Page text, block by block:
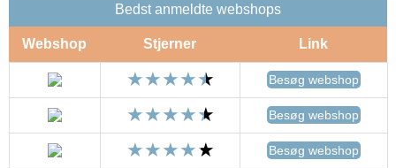
Bedst anmeldte webshops
Webshop Stjerner Link
Besøg webshop
Besøg webshop
Besøg webshop